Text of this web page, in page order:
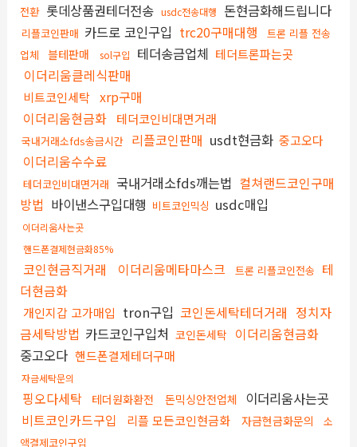
전환 롯데상품권테더전송 usdc전송대행 돈현금화해드립니다
리플코인판매 카드로 코인구입 trc20구매대행
트론 리플 전송
업체
블테판매 sol구입 테더송금업체 테더트론파는곳
이더리움클레식판매
비트코인세탁 xrp구매
이더리움현금화
테더코인비대면거래
국내거래소fds송금시간 리플코인판매 usdt현금화 중고오다
이더리움수수료
테더코인비대면거래 국내거래소fds깨는법 컬쳐랜드코인구매
방법 바이낸스구입대행 비트코인믹싱 usdc매입
이더리움사는곳
핸드폰결제현금화85%
코인현금직거래 이더리움메타마스크 트론 리플코인전송 테
더현금화
개인지갑 고가매입 tron구입 코인돈세탁테더거래 정치자
금세탁방법 카드코인구입처 코인돈세탁 이더리움현금화
중고오다 핸드폰결제테더구매
자금세탁문의
핑오다세탁 테더원화환전 돈믹싱안전업체 이더리움사는곳
비트코인카드구입
리플 모든코인현금화 자금현금화문의
소
액결제코인구입